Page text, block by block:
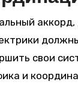
свои
и